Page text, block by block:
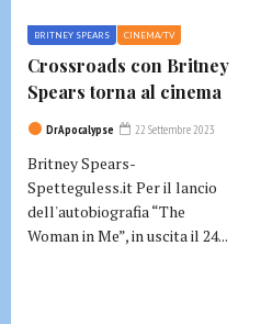
BRITNEY SPEARS CINEMA/TV
Crossroads con Britney
Spears torna al cinema
DrApocalypse 22 Settembre 2023
Britney Spears-
Spetteguless.it Per il lancio
dell'autobiografia “The
Woman in Me”, in uscita il 24...